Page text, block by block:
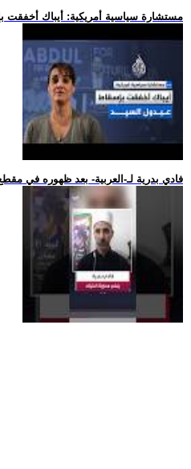
.. مستشارة سياسية أمريكية: أيباك
.. فادي بدرية لـ-العربية- بعد ظهوره في